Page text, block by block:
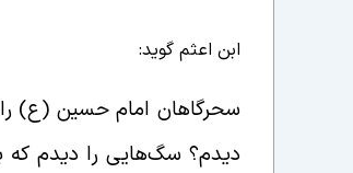
ابن اعثم گوید:
سحرگاهان امام حسین (ع)
دیدم؟ سگ‌هایی را دیدم که